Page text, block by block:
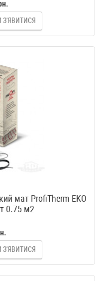
З'ЯВИТИСЯ
мат ProfiTherm EKO
0.75 м2
З'ЯВИТИСЯ